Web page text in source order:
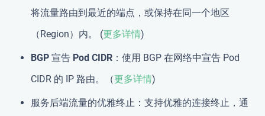
将流量路由到最近的端点，或保持在同一个地区
（Region）内。 (更多详情)
BGP 宣告 Pod CIDR ：使用 BGP 在网络中宣告 Pod
CIDR 的 IP 路由。（更多详情)
服务后端流量的优雅终止 ：支持优雅的连接终止，通